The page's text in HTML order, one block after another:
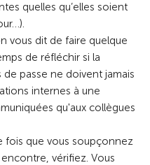
quelles qu’elles soient
vous dit de faire quelque
de réfléchir si la
passe ne doivent jamais
internes à une
qu'aux collègues
fois que vous soupçonnez
vérifiez. Vous